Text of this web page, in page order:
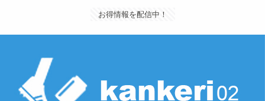
お得情報を配信中！